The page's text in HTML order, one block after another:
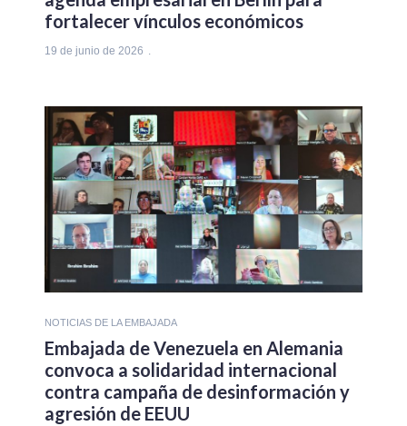
fortalecer vínculos económicos
19 de junio de 2026
NOTICIAS DE LA EMBAJADA
Embajada de Venezuela en Alemania
convoca a solidaridad internacional
contra campaña de desinformación y
agresión de EEUU